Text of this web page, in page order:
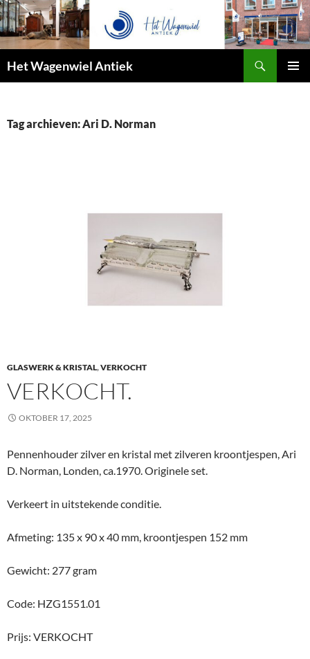
Het Wagenwiel Antiek
Tag archieven: Ari D. Norman
GLASWERK & KRISTAL,VERKOCHT
VERKOCHT.
OKTOBER 17, 2025
Pennenhouder zilver en kristal met zilveren kroontjespen, Ari
D. Norman, Londen, ca.1970. Originele set.
Verkeert in uitstekende conditie.
Afmeting: 135 x 90 x 40 mm, kroontjespen 152 mm
Gewicht: 277 gram
Code: HZG1551.01
Prijs: VERKOCHT